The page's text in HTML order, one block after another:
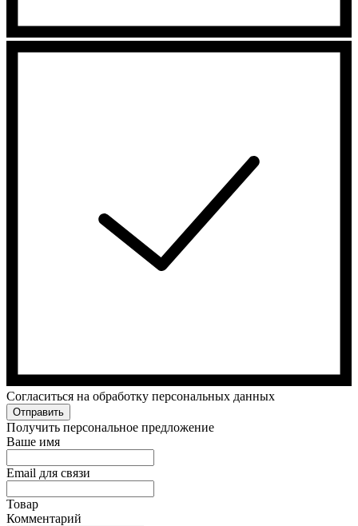
Cогласиться на обработку персональных данных
Отправить
Получить персональное предложение
Ваше имя
Email для связи
Товар
Комментарий